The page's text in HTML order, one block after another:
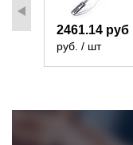
2461.14 руб
руб. / шт